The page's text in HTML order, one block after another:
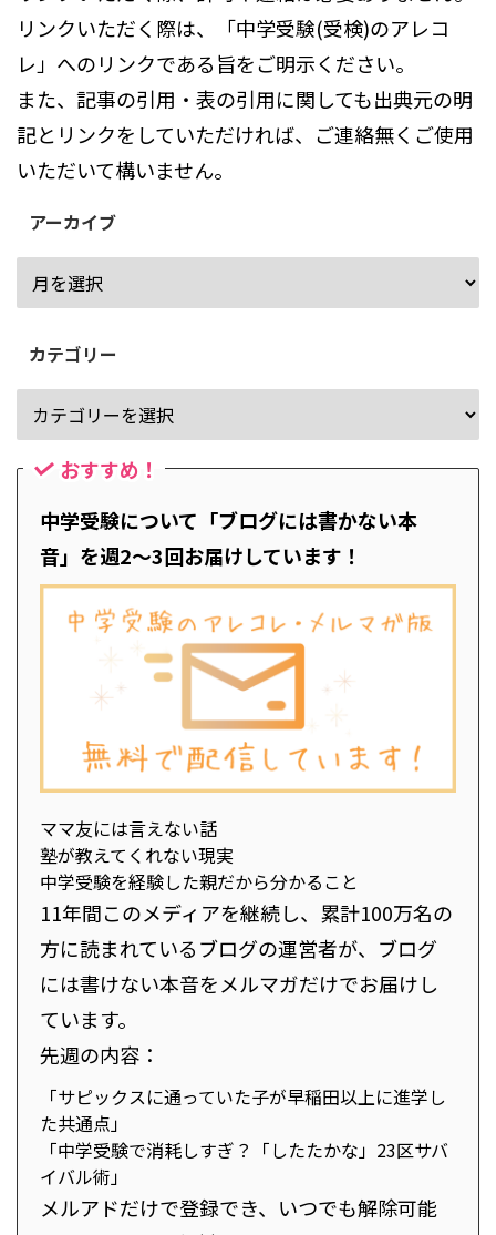
リンクいただく際は、「中学受験(受検)のアレコ
レ」へのリンクである旨をご明示ください。
また、記事の引用・表の引用に関しても出典元の明
記とリンクをしていただければ、ご連絡無くご使用
いただいて構いません。
アーカイブ
カテゴリー
おすすめ！
中学受験について「ブログには書かない本
音」を週2～3回お届けしています！
ママ友には言えない話
塾が教えてくれない現実
中学受験を経験した親だから分かること
11年間このメディアを継続し、累計100万名の
方に読まれているブログの運営者が、ブログ
には書けない本音をメルマガだけでお届けし
ています。
先週の内容：
「サピックスに通っていた子が早稲田以上に進学し
た共通点」
「中学受験で消耗しすぎ？「したたかな」23区サバ
イバル術」
メルアドだけで登録でき、いつでも解除可能